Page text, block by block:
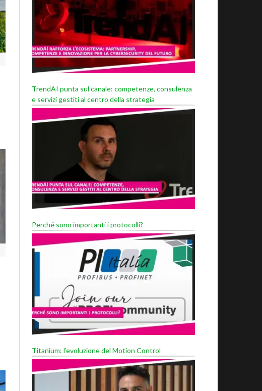
TrendAI punta sul canale: competenze, consulenza
e servizi gestiti al centro della strategia
Perché sono importanti i protocolli?
Titanium: l’evoluzione del Motion Control